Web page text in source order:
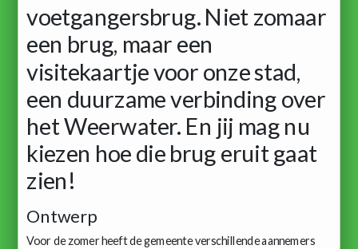
voetgangersbrug. Niet zomaar
een brug, maar een
visitekaartje voor onze stad,
een duurzame verbinding over
het Weerwater. En jij mag nu
kiezen hoe die brug eruit gaat
zien!
Ontwerp
Voor de zomer heeft de gemeente verschillende aannemers